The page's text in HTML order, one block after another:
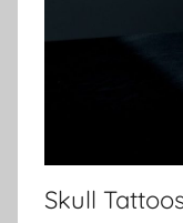
Skull